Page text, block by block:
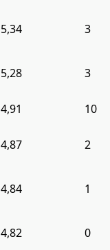
5,34 3
5,28 3
4,91 10
4,87 2
4,84 1
4,82 0